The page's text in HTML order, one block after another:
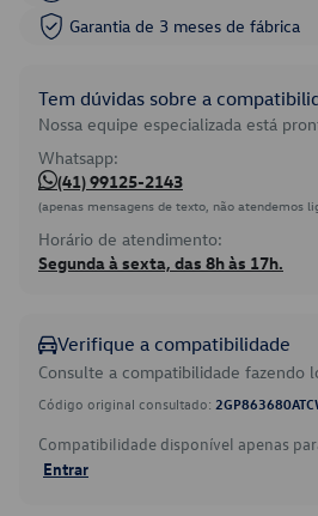
Garantia de 3 meses de fábrica
Tem dúvidas sobre a
Nossa equipe especializada está
Whatsapp:
(41) 99125-2143
(apenas mensagens de texto, não atendemos
Horário de atendimento:
Segunda à sexta, das 8h às 17h.
Verifique a compatibilidade
Consulte a compatibilidade fazendo
Código original consultado:
Compatibilidade disponível apenas
Entrar